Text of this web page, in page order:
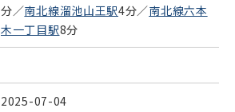
分／南北線溜池山王駅4分／南北線六本
木一丁目駅8分
2025-07-04